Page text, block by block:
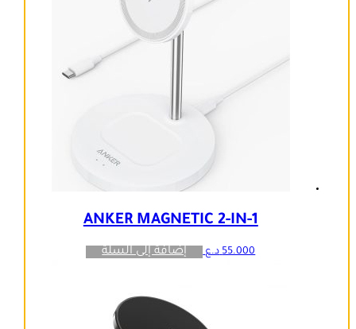
ANKER MAGNETIC 2-IN-1
55.000 د.ع إضافة إلى السلة